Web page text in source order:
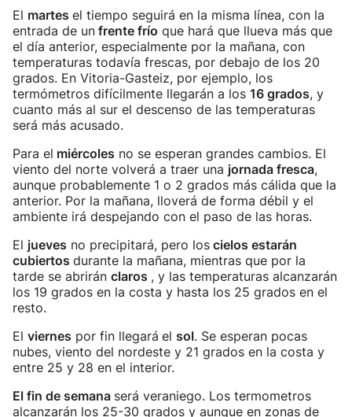
El martes el tiempo seguirá en la misma línea, con la
entrada de un frente frío que hará que llueva más que
el día anterior, especialmente por la mañana, con
temperaturas todavía frescas, por debajo de los 20
grados. En Vitoria-Gasteiz, por ejemplo, los
termómetros difícilmente llegarán a los 16 grados, y
cuanto más al sur el descenso de las temperaturas
será más acusado.
Para el miércoles no se esperan grandes cambios. El
viento del norte volverá a traer una jornada fresca,
aunque probablemente 1 o 2 grados más cálida que la
anterior. Por la mañana, lloverá de forma débil y el
ambiente irá despejando con el paso de las horas.
El jueves no precipitará, pero los cielos estarán
cubiertos durante la mañana, mientras que por la
tarde se abrirán claros , y las temperaturas alcanzarán
los 19 grados en la costa y hasta los 25 grados en el
resto.
El viernes por fin llegará el sol. Se esperan pocas
nubes, viento del nordeste y 21 grados en la costa y
entre 25 y 28 en el interior.
El fin de semana será veraniego. Los termometros
alcanzarán los 25-30 grados y aunque en zonas de